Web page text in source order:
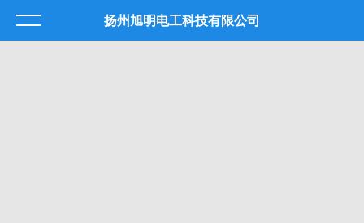
扬州旭明电工科技有限公司